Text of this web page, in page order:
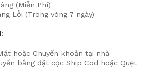
(Miễn Phí)
Lỗi (Trong vòng 7 ngày)
hoặc Chuyển khoản tại nhà
bằng đặt cọc Ship Cod hoặc Quẹt